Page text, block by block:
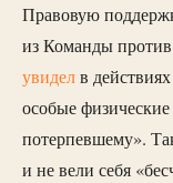
Правовую
из Команды
увиделв
особые
потерпевшему».
и не вели себя